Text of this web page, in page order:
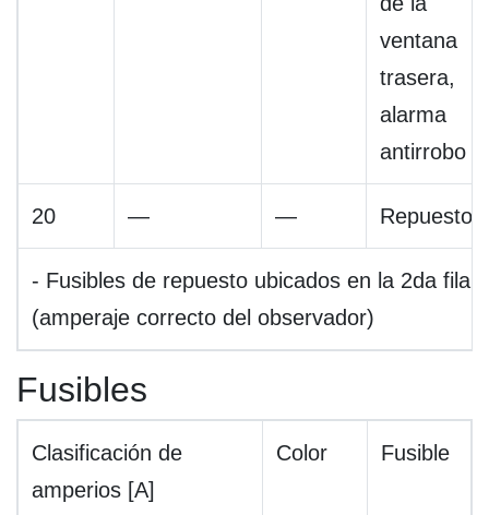
ventana
trasera,
alarma
antirrobo
20 — — Repuesto
- Fusibles de repuesto ubicados en la 2da fila
(amperaje correcto del observador)
Fusibles
Clasificación de
amperios [A]
Color Fusible